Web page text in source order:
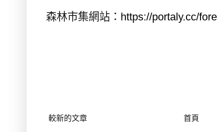
森林市集網站： https://portaly.cc/
較新的文章 首頁